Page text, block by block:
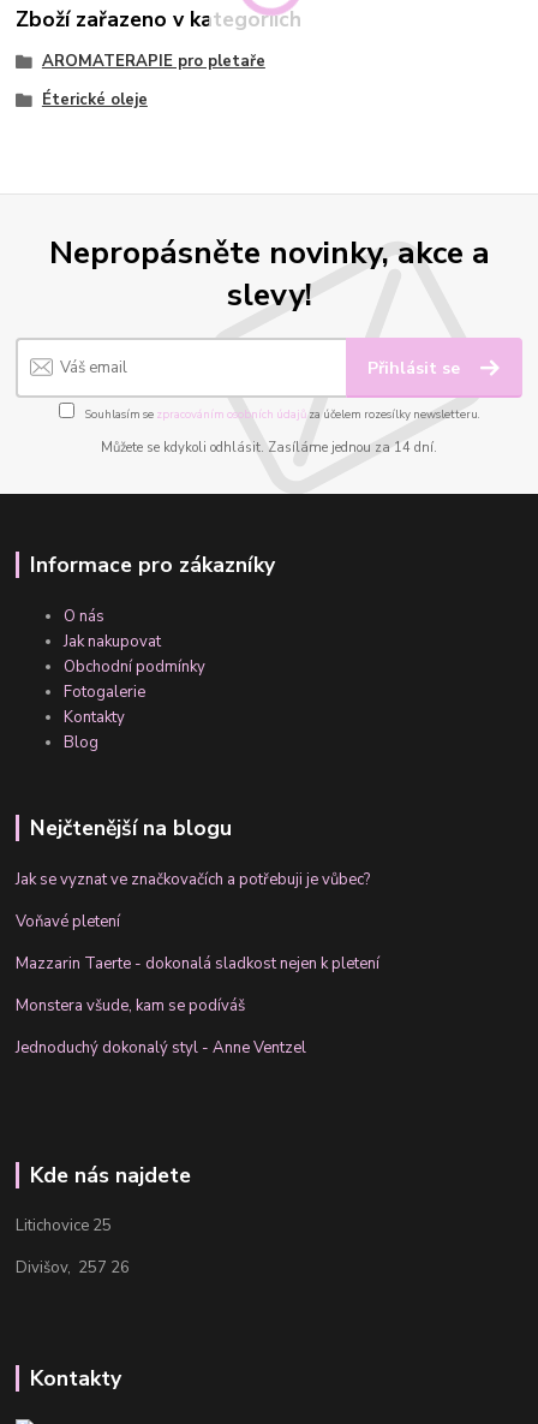
Zboží zařazeno v kategoriích
AROMATERAPIE pro pletaře
Éterické oleje
Nepropásněte novinky, akce a
slevy!
Přihlásit se
Souhlasím se zpracováním osobních údajůza účelem rozesílky newsletteru.
Můžete se kdykoli odhlásit. Zasíláme jednou za 14 dní.
Informace pro zákazníky
O nás
Jak nakupovat
Obchodní podmínky
Fotogalerie
Kontakty
Blog
Nejčtenější na blogu
Jak se vyznat ve značkovačích a potřebuji je vůbec?
Voňavé pletení
Mazzarin Taerte - dokonalá sladkost nejen k pletení
Monstera všude, kam se podíváš
Jednoduchý dokonalý styl - Anne Ventzel
Kde nás najdete
Litichovice 25
Divišov, 257 26
Kontakty